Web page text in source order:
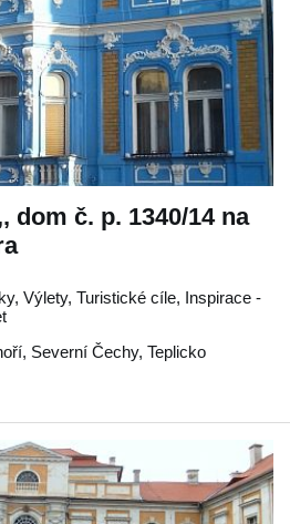
dom č. p. 1340/14 na
Výlety, Turistické cíle, Inspirace -
, Severní Čechy, Teplicko